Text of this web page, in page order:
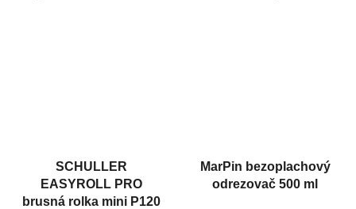
SCHULLER
EASYROLL PRO
brusná rolka mini P120
MarPin bezoplachový
odrezovač 500 ml